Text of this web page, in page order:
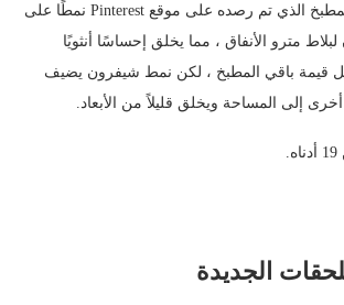
يستخدم هذا المطبخ الذي تم رصده على موقع Pinterest نمطًا على
مترو الأنفاق ، مما يخلق إحساسًا أنثويًا
قيمة باقي المطبخ ، لكن نمط شيفرون يضيف
إلى المساحة ويخلق قليلاً من الأبعاد.
الجديدة